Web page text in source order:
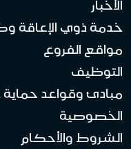
الأخبار
خدمة ذوي الإعاقة
مواقع الفروع
التوظيف
مبادئ وقواعد حماية
الخصوصية
الشروط والأحكام